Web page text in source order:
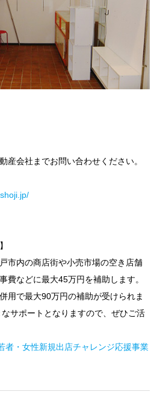
産会社までお問い合わせください。
市内の商店街や小売市場の空き店舗
費などに最大45万円を補助します。
用で最大90万円の補助が受けられま
サポートとなりますので、ぜひご活
者・女性新規出店チャレンジ応援事業